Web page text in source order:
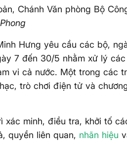
Chánh Văn phòng Bộ
Hưng yêu cầu các bộ,
7 đến 30/5 nhằm xử lý
vi cả nước. Một trong các
trò chơi điện tử và
xác minh, điều tra, khởi tố
quyền liên quan, nhãn hiệu